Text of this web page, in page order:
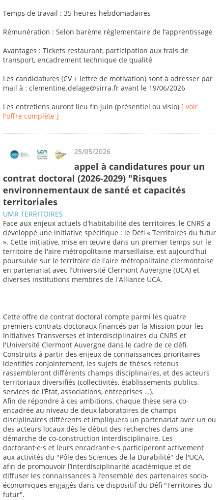
Temps de travail : 35 heures hebdomadaires
Rémunération : Selon barème réglementaire de l’apprentissage
Avantages : Tickets restaurant, participation aux frais de
transport, encadrement technique de qualité
Les candidatures (CV + lettre de motivation) sont à adresser par
mail à : clementine.delage@sirra.fr avant le 19/06/2026
Les entretiens auront lieu fin juin (présentiel ou visio) [ voir
l'offre complète ]
25/05/2026
appel à candidatures pour un
contrat doctoral (2026-2029) "Risques
environnementaux de santé et capacités
territoriales
UMR TERRITOIRES
Face aux enjeux actuels d'habitabilité des territoires, le CNRS a
développé une initiative spécifique : le Défi « Territoires du futur
». Cette initiative, mise en œuvre dans un premier temps sur le
territoire de l'aire métropolitaine marseillaise, est aujourd'hui
poursuivie sur le territoire de l'aire métropolitaine clermontoise
en partenariat avec l’Université Clermont Auvergne (UCA) et
diverses institutions membres de l'Alliance UCA.
Cette offre de contrat doctoral compte parmi les quatre
premiers contrats doctoraux financés par la Mission pour les
Initiatives Transverses et Interdisciplinaires du CNRS et
l'Université Clermont Auvergne dans le cadre de ce défi.
Construits à partir des enjeux de connaissances prioritaires
identifiés conjointement, les sujets de thèses retenus
rassembleront différents champs disciplinaires, et des acteurs
territoriaux diversifiés (collectivités, établissements publics,
services de l’État, associations, entreprises …).
Afin de répondre à ces ambitions, chaque thèse sera co-
encadrée au niveau de deux laboratoires de champs
disciplinaires différents et impliquera un partenariat avec un ou
des acteurs locaux dès le début des recherches dans une
démarche de co-construction interdisciplinaire. Les
doctorant·e·s et leurs encadrant·e·s participeront activement
aux activités du "Pôle des Sciences de la Durabilité" de l'UCA,
afin de promouvoir l’interdisciplinarité académique et de
diffuser les connaissances à l’ensemble des partenaires socio-
économiques engagés dans ce dispositif du Défi "Territoires du
futur".